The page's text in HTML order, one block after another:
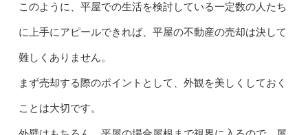
このように、平屋での生活を検討している一定数の人たち
に上手にアピールできれば、平屋の不動産の売却は決して
難しくありません。
まず売却する際のポイントとして、外観を美しくしておく
ことは大切です。